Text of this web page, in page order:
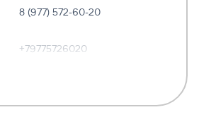
8 (977) 572-60-20
+79775726020